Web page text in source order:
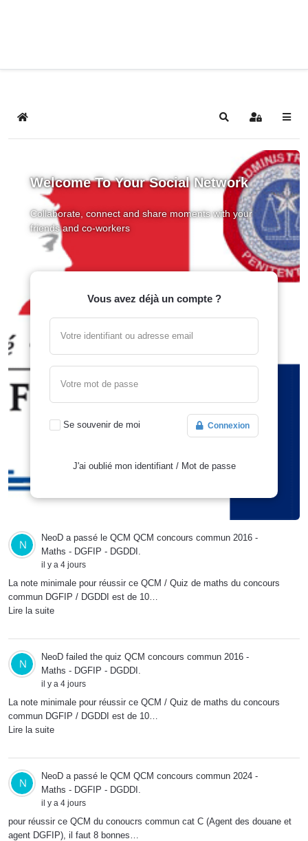
Home SearchSign In
Welcome To Your Social Network
Collaborate, connect and share moments with your
friends and co-workers
Vous avez déjà un compte ?
Votre identifiant ou adresse email
Votre mot de passe
Se souvenir de moi Connexion
J'ai oublié mon identifiant/ Mot de passe
NeoD a passé le QCM QCM concours commun 2016 -
Maths - DGFIP - DGDDI .
il y a 4 jours
La note minimale pour réussir ce QCM / Quiz de maths du concours
commun DGFIP / DGDDI est de 10…
Lire la suite
NeoD failed the quiz QCM concours commun 2016 -
Maths - DGFIP - DGDDI .
il y a 4 jours
La note minimale pour réussir ce QCM / Quiz de maths du concours
commun DGFIP / DGDDI est de 10…
Lire la suite
NeoD a passé le QCM QCM concours commun 2024 -
Maths - DGFIP - DGDDI .
il y a 4 jours
pour réussir ce QCM du conoucrs commun cat C (Agent des douane et
agent DGFIP), il faut 8 bonnes…